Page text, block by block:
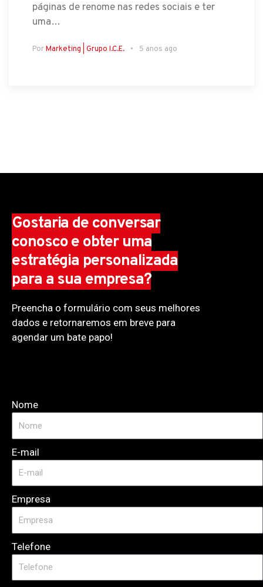
páginas de renome nas redes sociais e ter
uma…
PorMarketing | Grupo I.C.E. 5 anos ago
Gostaria de conversar
conosco e obter uma
estratégia personalizada
para a sua empresa?
Preencha o formulário com seus melhores
dados e retornaremos em breve para
agendar um bate papo!
Nome
E-mail
Empresa
Telefone